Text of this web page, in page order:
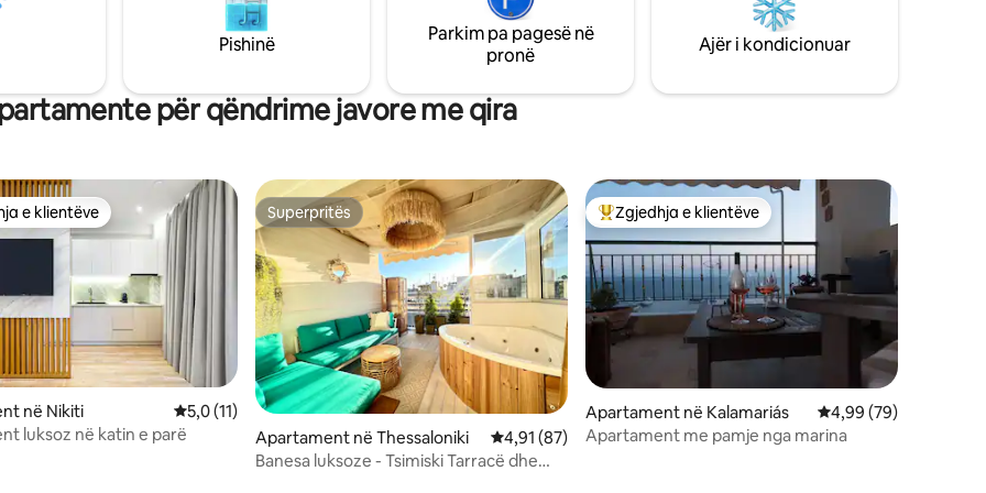
është plotësisht me ajër të
ofron WiFi falas, parkim
kopsht me barbekju.
gjata. Një pamje e bukur e detit
Pishinë
Parkim pa pagesë në
pronë
Ajër i kondicionuar
për qëndrime javore me qira
5, 66 vlerësime
e zgjedhjeve të klientëve
e klientëve
në Nikiti Vlerësimi mesatar 5,0 nga 5, 11 vlerësime
5,0 (11)
luksoz në katin e parë
Superpritës
Superpritës
Apartament në Thessaloniki Vlerësimi mesatar 4,91 nga 5, 87 vlerësime
4,91 (87)
Banesa luksoze - Tsimiski Tarracë dhe
Më të mirat e zgjedhjeve të klientëve
Zgjedhja e klientëve
Apartament në Kalamariás Vlerësimi mesatar
4,99 (79)
Apartament me pamje nga marina